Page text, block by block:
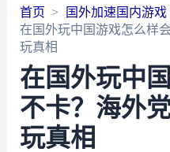
首页
国外加速国内游戏
在国外玩中国游戏怎么样
玩真相
在国外玩中
不卡？海外
玩真相